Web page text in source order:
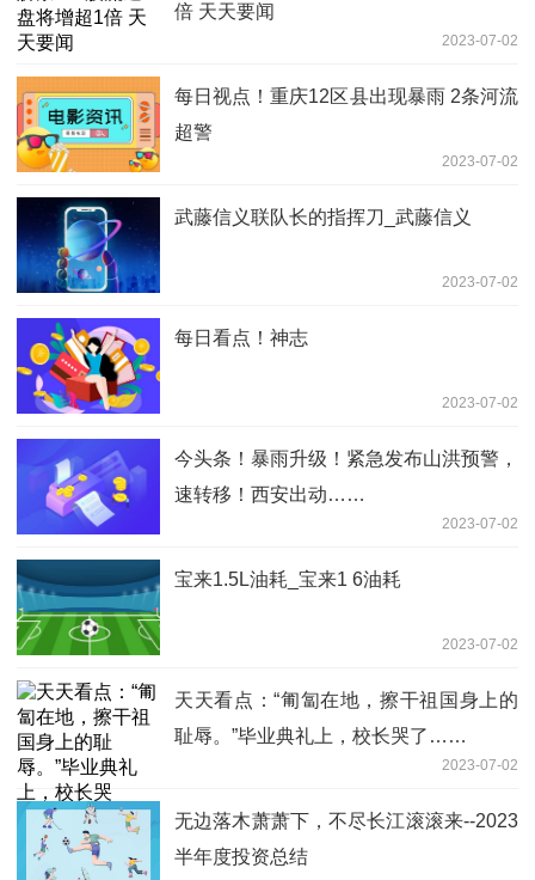
倍 天天要闻
2023-07-02
每日视点！重庆12区县出现暴雨 2条河流
超警
2023-07-02
武藤信义联队长的指挥刀_武藤信义
2023-07-02
每日看点！神志
2023-07-02
今头条！暴雨升级！紧急发布山洪预警，
速转移！西安出动……
2023-07-02
宝来1.5L油耗_宝来1 6油耗
2023-07-02
天天看点：“匍匐在地，擦干祖国身上的
耻辱。”毕业典礼上，校长哭了……
2023-07-02
无边落木萧萧下，不尽长江滚滚来--2023
半年度投资总结